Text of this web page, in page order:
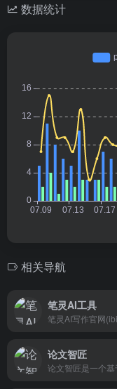
数据统计
相关导航
笔灵AI工具
论文智匠